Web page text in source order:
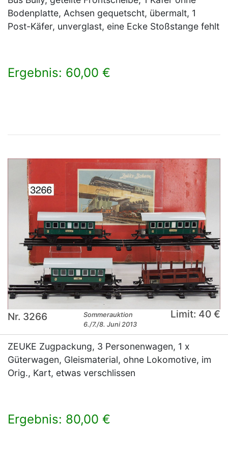
Bodenplatte, Achsen gequetscht, übermalt, 1
Post-Käfer, unverglast, eine Ecke Stoßstange fehlt
Ergebnis: 60,00 €
Nr. 3266
Sommerauktion
6./7./8. Juni 2013
Limit: 40 €
ZEUKE Zugpackung, 3 Personenwagen, 1 x
Güterwagen, Gleismaterial, ohne Lokomotive, im
Orig., Kart, etwas verschlissen
Ergebnis: 80,00 €